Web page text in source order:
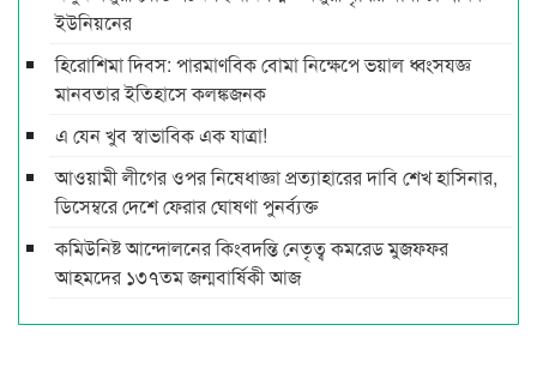
ইউনিয়নের
হিরোশিমা দিবস: পারমাণবিক বোমা নিক্ষেপে ভয়াল ধ্বংসযজ্ঞ
মানবতার ইতিহাসে কলঙ্কজনক
এ যেন খুব স্বাভাবিক এক যাত্রা!
আওয়ামী লীগের ওপর নিষেধাজ্ঞা প্রত্যাহারের দাবি শেখ হাসিনার,
ডিসেম্বরে দেশে ফেরার ঘোষণা পুনর্ব্যক্ত
কমিউনিষ্ট আন্দোলনের কিংবদন্তি নেতৃত্ব কমরেড মুজফ্ফর
আহমদের ১৩৭তম জন্মবার্ষিকী আজ